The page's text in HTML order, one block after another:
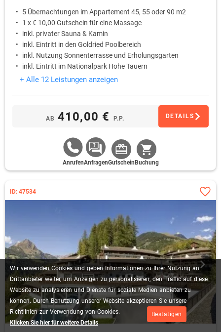
Wir verwenden Cookies und geben Informationen zu Ihrer Nutzung an
Drittanbieter weiter, um Anzeigen zu personalisieren, den Traffic auf diese
Website zu analysieren und Dienste für soziale Medien anbieten zu
können. Durch Benutzung unserer Website akzeptieren Sie unsere
Richtlinien zur Verwendung von Cookies.
Klicken Sie hier für weitere Details
Bestätigen
5 Übernachtungen im Appartement 45, 55 oder 90 m2
1 x € 10,00 Gutschein für eine Massage
inkl. privater Sauna & Kamin
inkl. Eintritt in den Goldried Poolbereich
inkl. Nutzung Sonnenterrasse und Erholungsgarten
inkl. Eintritt im Nationalpark Hohe Tauern
+ Alle 12 Leistungen anzeigen
AB 410,00 € P.P. DETAILS
AnrufenAnfragenGutschein Buchung
ID: 47534